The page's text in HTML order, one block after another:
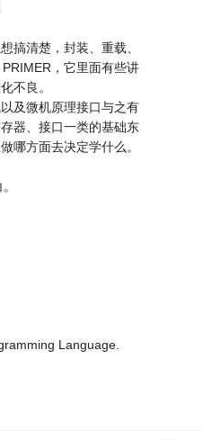
搞清楚，封装、重载、
，它里面有些讲
不良。
及微机原理接口与之有
器、接口一类的基础东
哪方面去决定学什么。
Language.